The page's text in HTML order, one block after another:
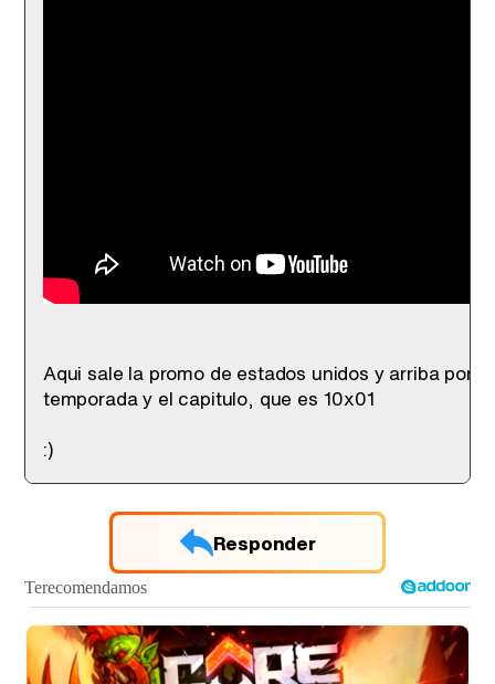
Aqui sale la promo de estados unidos y arriba pone
temporada y el capitulo, que es 10x01
:)
Responder